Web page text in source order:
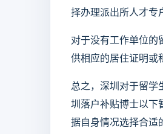
择办理派出所人才专
对于没有工作单位的
供相应的居住证明或
总之，深圳对于留学
圳落户补贴博士以下
据自身情况选择合适